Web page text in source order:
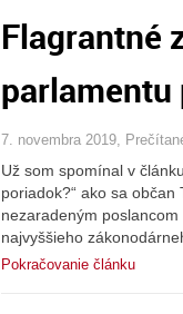
Flagrantné
7. novembra 2019,
Už som spomínal v
poriadok?“ ako sa
nezaradeným
najvyššieho
Pokračovanie článku